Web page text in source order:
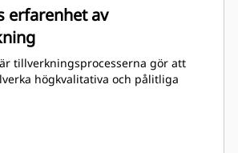
erfarenhet av
tillverkningsprocesserna gör att
högkvalitativa och pålitliga